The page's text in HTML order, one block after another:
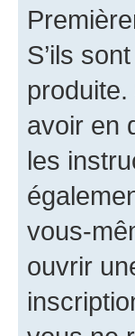
S’ils
avoir en
les
vous-
ouvrir